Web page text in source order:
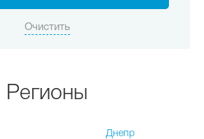
Регионы
Днепр